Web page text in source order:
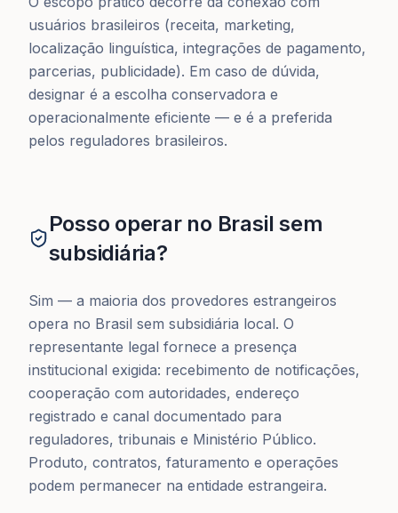
usuários brasileiros (receita, marketing,
localização linguística, integrações de pagamento,
parcerias, publicidade). Em caso de dúvida,
designar é a escolha conservadora e
operacionalmente eficiente — e é a preferida
pelos reguladores brasileiros.
Posso operar no Brasil sem
subsidiária?
Sim — a maioria dos provedores estrangeiros
opera no Brasil sem subsidiária local. O
representante legal fornece a presença
institucional exigida: recebimento de notificações,
cooperação com autoridades, endereço
registrado e canal documentado para
reguladores, tribunais e Ministério Público.
Produto, contratos, faturamento e operações
podem permanecer na entidade estrangeira.